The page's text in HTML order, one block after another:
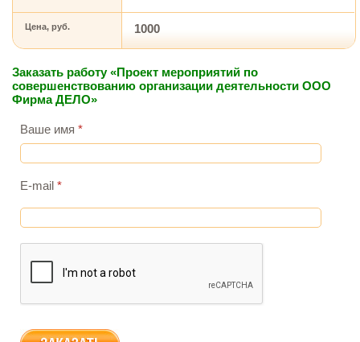
Цена, руб. 1000
Заказать работу «Проект мероприятий по
совершенствованию организации деятельности ООО
Фирма ДЕЛО»
Ваше имя *
E-mail *